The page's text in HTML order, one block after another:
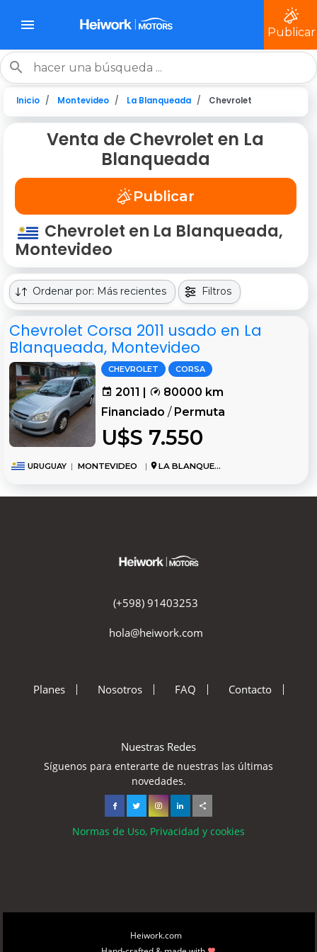
Publicar
Inicio Montevideo La Blanqueada Chevrolet
Venta de Chevrolet en La
Blanqueada
Publicar
Chevrolet en La Blanqueada,
Montevideo
Ordenar por: Más recientes Filtros
Chevrolet Corsa 2011 usado en La
Blanqueada, Montevideo
CHEVROLET CORSA
2011 |
80000 km
Financiado / Permuta
U$S 7.550
URUGUAY | MONTEVIDEO | LA BLANQUEADA
(+598) 91403253
hola@heiwork.com
Planes Nosotros FAQ Contacto
Nuestras Redes
Síguenos para enterarte de nuestras las últimas
novedades.
Normas de Uso, Privacidad y cookies
Heiwork.com